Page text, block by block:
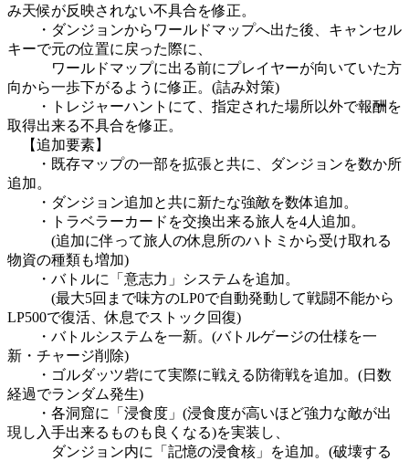
み天候が反映されない不具合を修正。
・ダンジョンからワールドマップへ出た後、キャンセル
キーで元の位置に戻った際に、
ワールドマップに出る前にプレイヤーが向いていた方
向から一歩下がるように修正。(詰み対策)
・トレジャーハントにて、指定された場所以外で報酬を
取得出来る不具合を修正。
【追加要素】
・既存マップの一部を拡張と共に、ダンジョンを数か所
追加。
・ダンジョン追加と共に新たな強敵を数体追加。
・トラベラーカードを交換出来る旅人を4人追加。
(追加に伴って旅人の休息所のハトミから受け取れる
物資の種類も増加)
・バトルに「意志力」システムを追加。
(最大5回まで味方のLP0で自動発動して戦闘不能から
LP500で復活、休息でストック回復)
・バトルシステムを一新。(バトルゲージの仕様を一
新・チャージ削除)
・ゴルダッツ砦にて実際に戦える防衛戦を追加。(日数
経過でランダム発生)
・各洞窟に「浸食度」(浸食度が高いほど強力な敵が出
現し入手出来るものも良くなる)を実装し、
ダンジョン内に「記憶の浸食核」を追加。(破壊する